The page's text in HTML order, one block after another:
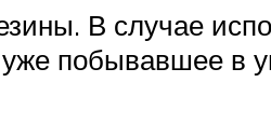
В случае
побывавшее в